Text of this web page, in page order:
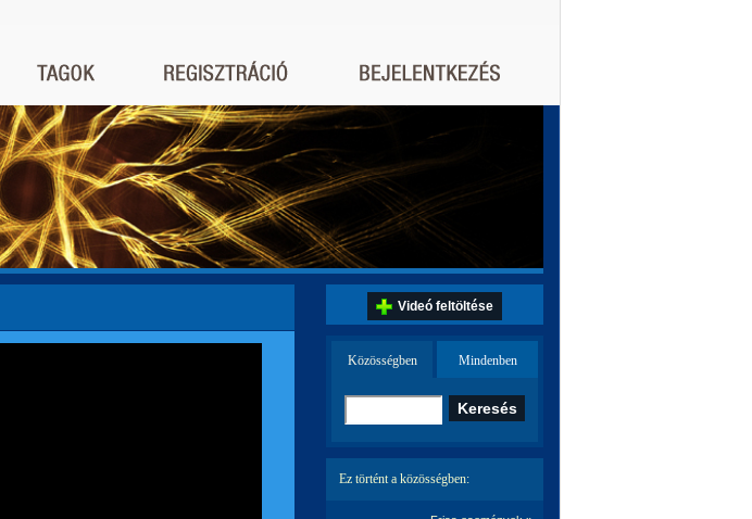
Videó feltöltése
Közösségben Mindenben
Ez történt a közösségben: